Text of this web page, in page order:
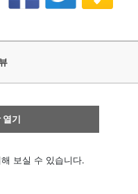
기
보실 수 있습니다.